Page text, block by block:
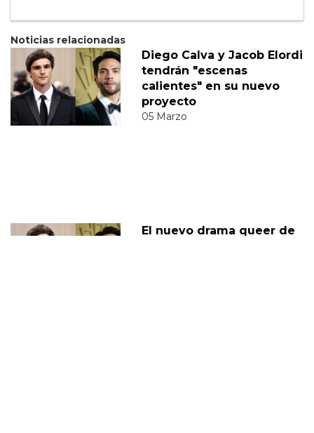
Noticias relacionadas
Diego Calva y Jacob Elordi
tendrán "escenas
calientes" en su nuevo
proyecto
05 Marzo
El nuevo drama queer de